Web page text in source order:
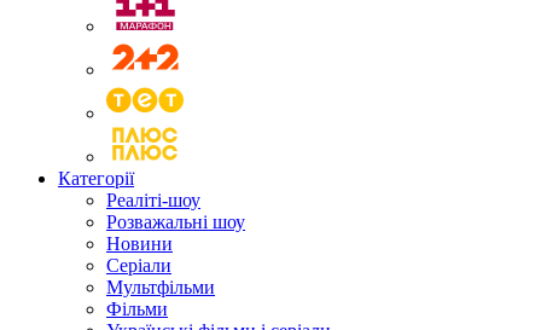
Категорії
Реаліті-шоу
Розважальні шоу
Новини
Серіали
Мультфільми
Фільми